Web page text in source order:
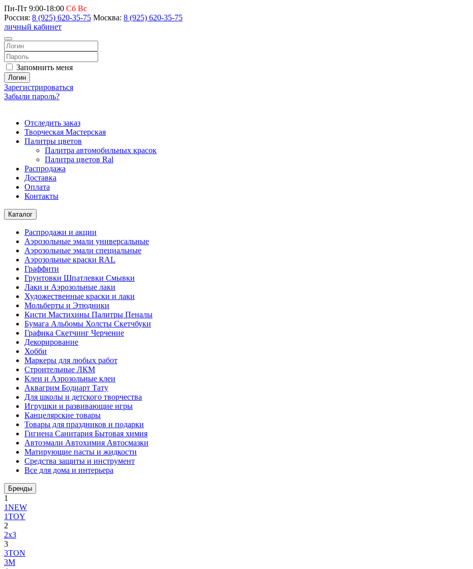
Пн-Пт 9:00-18:00 Сб Вс
Россия: 8 (925) 620-35-75 Москва: 8 (925) 620-35-75
личный кабинет
Запомнить меня
Логин
Зарегистрироваться
Забыли пароль?
Отследить заказ
Творческая Мастерская
Палитры цветов
Палитра автомобильных красок
Палитра цветов Ral
Распродажа
Доставка
Оплата
Контакты
Каталог
Распродажи и акции
Аэрозольные эмали универсальные
Аэрозольные эмали специальные
Аэрозольные краски RAL
Граффити
Грунтовки Шпатлевки Смывки
Лаки и Аэрозольные лаки
Художественные краски и лаки
Мольберты и Этюдники
Кисти Мастихины Палитры Пеналы
Бумага Альбомы Холсты Скетчбуки
Графика Скетчинг Черчение
Декорирование
Хобби
Маркеры для любых работ
Строительные ЛКМ
Клеи и Аэрозольные клеи
Аквагрим Бодиарт Тату
Для школы и детского творчества
Игрушки и развивающие игры
Канцелярские товары
Товары для праздников и подарки
Гигиена Санитария Бытовая химия
Автоэмали Автохимия Автосмазки
Матирующие пасты и жидкости
Средства защиты и инструмент
Все для дома и интерьера
Бренды
1
1NEW
1TOY
2
2x3
3
3TON
3М